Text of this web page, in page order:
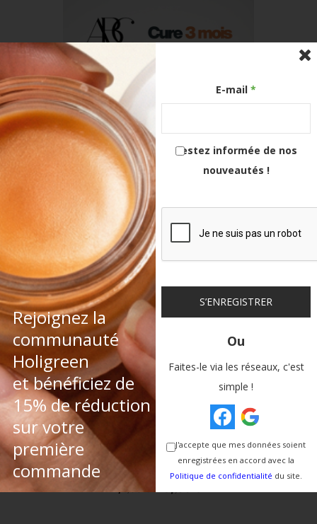
ABC Magic Glow Baume Sérum Argan,
Buriti & Centella Cure 3 Mois
99,00€
Duo Sérums System Nutrition & Eclat
Optimal De Votre Visage
72,00
Rejoignez la
communauté
Holigreen
et bénéficiez de
15% de réduction
sur votre
première
commande
E-mail*
Restez informée de nos
nouveautés !
S’ENREGISTRER
Faites-le via les réseaux, c'est
simple !
J'accepte que mes données soient
enregistrées en accord avec la
Politique de confidentialité du site.